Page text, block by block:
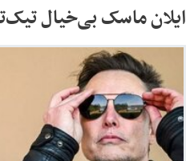
ایلان ماسک بی‌خیال